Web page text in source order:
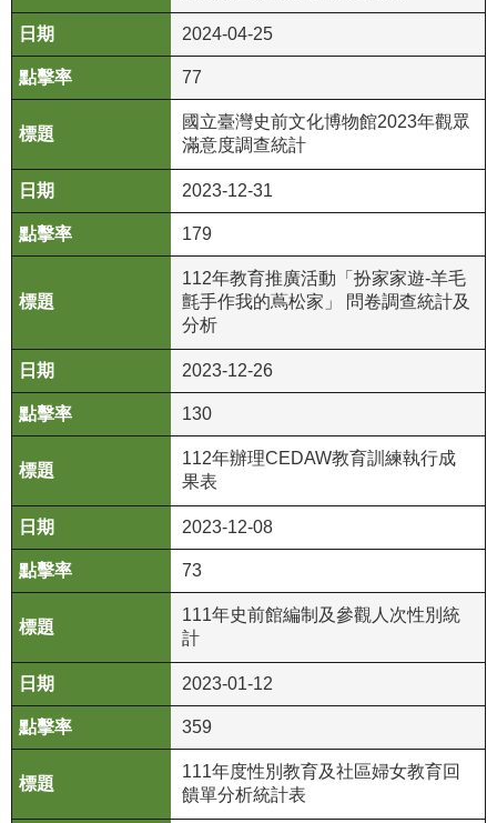
公
開
資
訊
2024-04-25
77
國立臺灣史前文化博物館2023年觀眾
滿意度調查統計
2023-12-31
179
112年教育推廣活動「扮家家遊-羊毛
氈手作我的蔦松家」 問卷調查統計及
分析
2023-12-26
130
112年辦理CEDAW教育訓練執行成
果表
2023-12-08
73
111年史前館編制及參觀人次性別統
計
2023-01-12
359
111年度性別教育及社區婦女教育回
饋單分析統計表